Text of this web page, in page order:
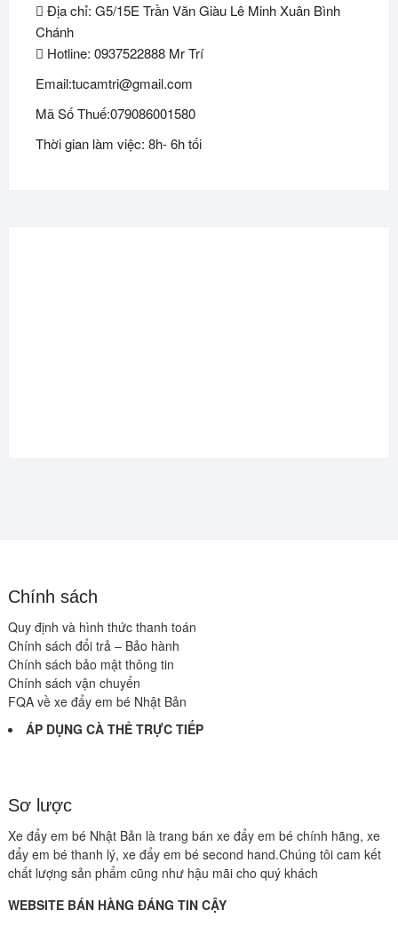
Địa chỉ: G5/15E Trần Văn Giàu Lê Minh Xuân Bình
Chánh
Hotline: 0937522888 Mr Trí
Email:tucamtri@gmail.com
Mã Số Thuế:079086001580
Thời gian làm việc: 8h- 6h tối
Chính sách
Quy định và hình thức thanh toán
Chính sách đổi trả – Bảo hành
Chính sách bảo mật thông tin
Chính sách vận chuyển
FQA về xe đẩy em bé Nhật Bản
ÁP DỤNG CÀ THẺ TRỰC TIẾP
Sơ lược
Xe đẩy em bé Nhật Bản là trang bán xe đẩy em bé chính hãng, xe
đẩy em bé thanh lý, xe đẩy em bé second hand.Chúng tôi cam kết
chất lượng sản phẩm cũng như hậu mãi cho quý khách
WEBSITE BÁN HÀNG ĐÁNG TIN CẬY